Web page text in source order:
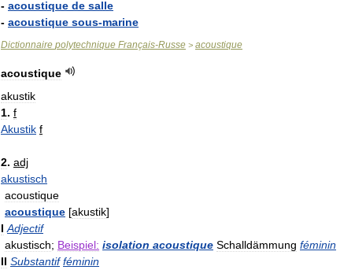
- acoustique de salle
- acoustique sous-marine
Dictionnaire polytechnique Français-Russe > acoustique
acoustique
akustik
1. f
Akustik f
2. adj
akustisch
acoustique
acoustique [akustik]
I Adjectif
akustisch; Beispiel: isolation acoustique Schalldämmung féminin
II Substantif féminin